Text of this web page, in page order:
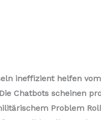
ineffizient helfen
Chatbots scheinen
Problem